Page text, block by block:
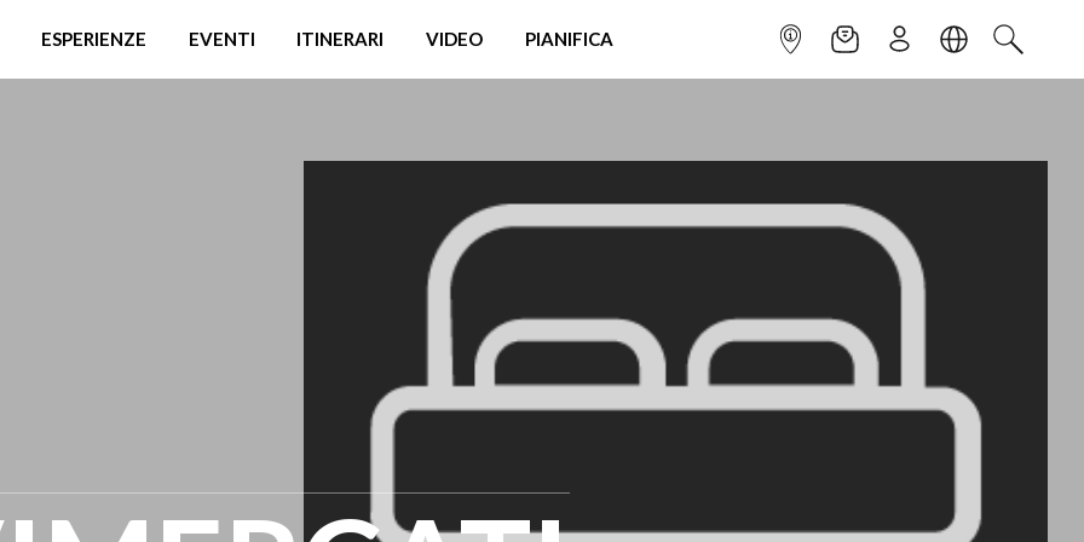
ESPERIENZE EVENTI ITINERARI VIDEO PIANIFICA INFOPOINTNEWSLETTER
ISCRIVITILINGUACERCA